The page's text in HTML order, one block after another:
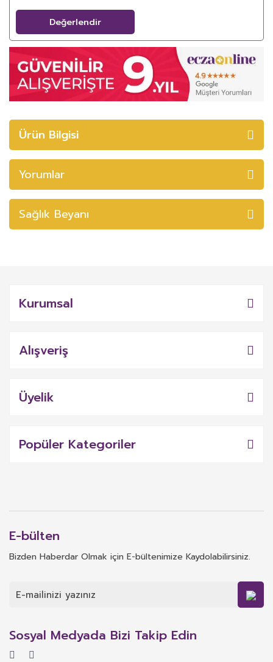
Değerlendir
Ürün Bilgisi
Yorumlar
Sağlık Beyanı
Kurumsal
Alışveriş
Üyelik
Popüler Kategoriler
E-bülten
Bizden Haberdar Olmak için E-bültenimize Kaydolabilirsiniz.
Sosyal Medyada Bizi Takip Edin